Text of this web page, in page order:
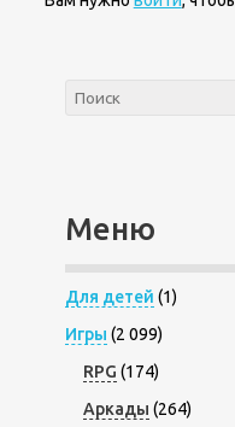
Меню
Для детей (1)
Игры (2 099)
RPG (174)
Аркады (264)